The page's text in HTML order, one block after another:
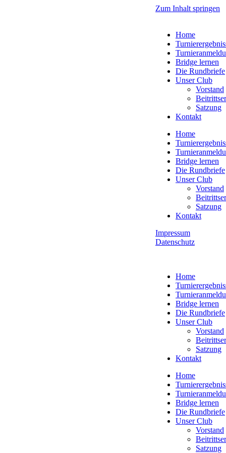
Zum Inhalt springen
Home
Bridge lernen
Die Rundbriefe
Unser Club
Vorstand
Satzung
Kontakt
Home
Bridge lernen
Die Rundbriefe
Unser Club
Vorstand
Satzung
Kontakt
Impressum
Datenschutz
Home
Bridge lernen
Die Rundbriefe
Unser Club
Vorstand
Satzung
Kontakt
Home
Bridge lernen
Die Rundbriefe
Unser Club
Vorstand
Satzung